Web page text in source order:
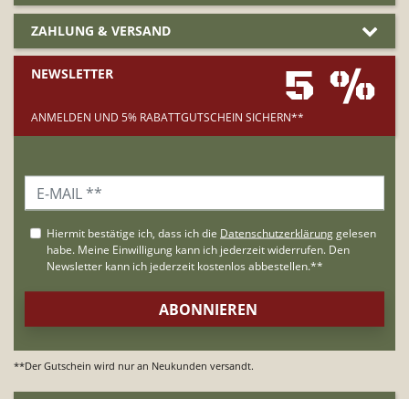
ZAHLUNG & VERSAND
NEWSLETTER 5 %
ANMELDEN UND 5% RABATTGUTSCHEIN SICHERN**
**Der Gutschein wird nur an Neukunden versandt.